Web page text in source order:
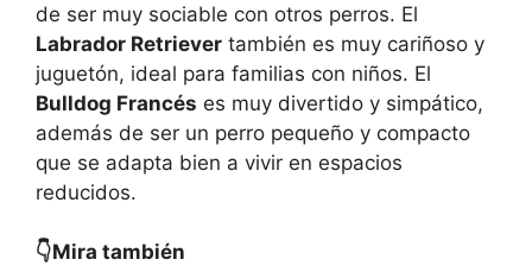
de ser muy sociable con otros perros. El
Labrador Retriever también es muy cariñoso y
juguetón, ideal para familias con niños. El
Bulldog Francés es muy divertido y simpático,
además de ser un perro pequeño y compacto
que se adapta bien a vivir en espacios
reducidos.
👇Mira también